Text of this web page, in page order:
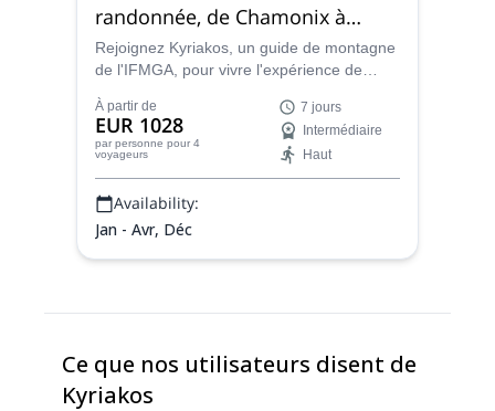
randonnée, de Chamonix à
Zermatt
Rejoignez Kyriakos, un guide de montagne
de l'IFMGA, pour vivre l'expérience de
de randonnée sur la Haute Route de
Chamonix à Zermatt.
À partir de
EUR 1028
par personne pour 4
voyageurs
7 jours
Intermédiaire
Haut
Availability:
Jan - Avr, Déc
Ce que nos utilisateurs disent de
Kyriakos